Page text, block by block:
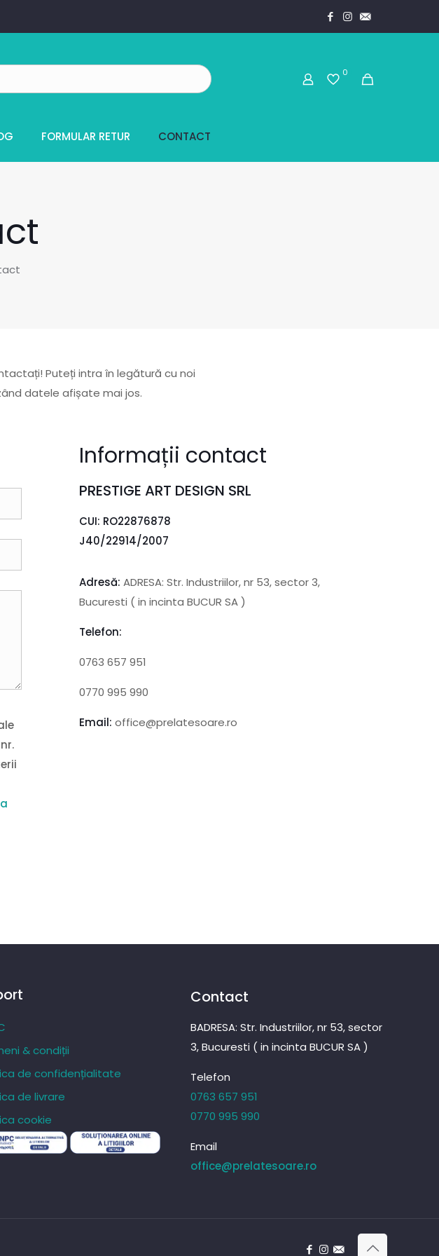
0
FORMULAR RETUR CONTACT
Puteți intra în legătură cu noi
datele afișate mai jos.
Informații contact
PRESTIGE ART DESIGN SRL
CUI: RO22876878
J40/22914/2007
Adresă: ADRESA: Str. Industriilor, nr 53, sector 3,
Bucuresti ( in incinta BUCUR SA )
Telefon:
0763 657 951
0770 995 990
Email: office@prelatesoare.ro
& condiții
de confidențialitate
de livrare
cookie
Contact
BADRESA: Str. Industriilor, nr 53, sector
3, Bucuresti ( in incinta BUCUR SA )
Telefon
0763 657 951
0770 995 990
Email
office@prelatesoare.ro